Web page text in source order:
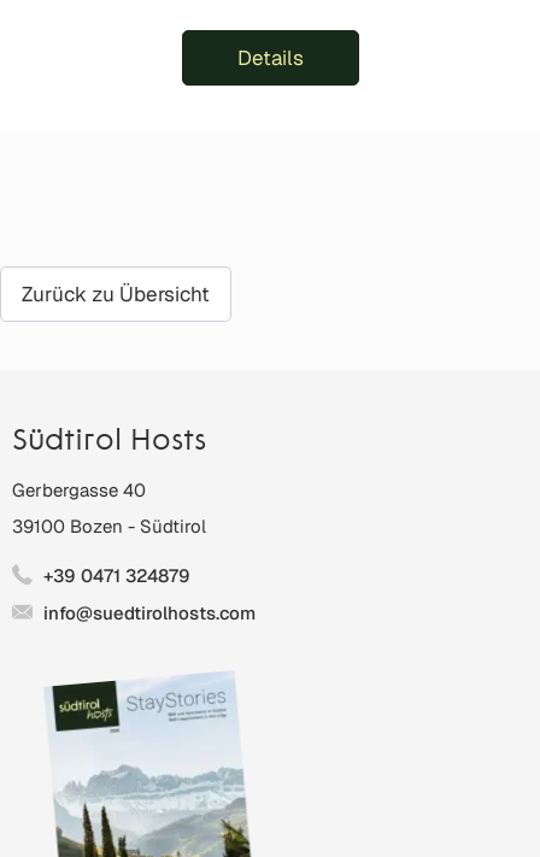
Details
Zurück zu Übersicht
Südtirol Hosts
Gerbergasse 40
39100 Bozen - Südtirol
+39 0471 324879
info@suedtirolhosts.com